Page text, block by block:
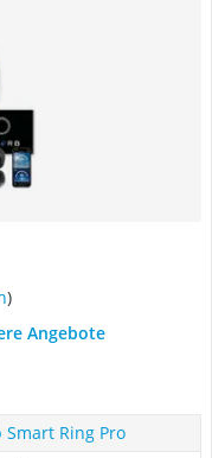
)
Angebote
Smart Ring Pro